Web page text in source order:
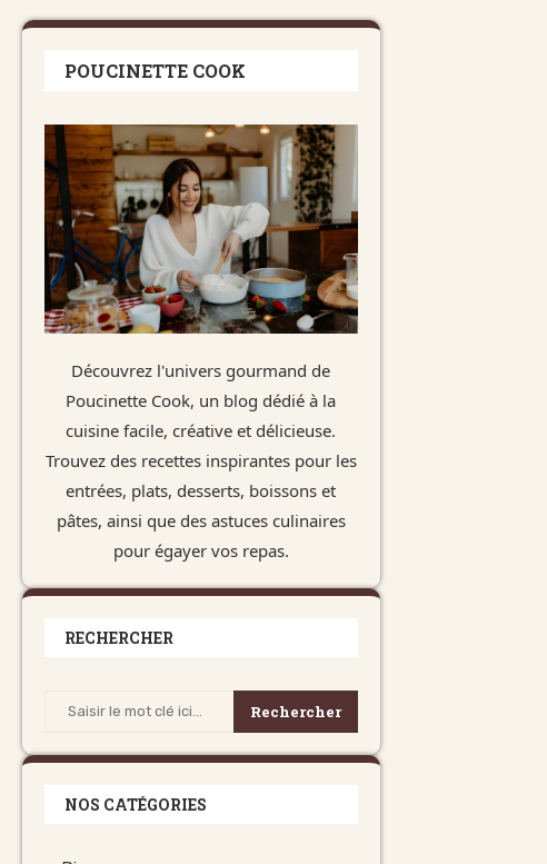
POUCINETTE COOK
Découvrez l'univers gourmand de
Poucinette Cook, un blog dédié à la
cuisine facile, créative et délicieuse.
Trouvez des recettes inspirantes pour les
entrées, plats, desserts, boissons et
pâtes, ainsi que des astuces culinaires
pour égayer vos repas.
RECHERCHER
Rechercher
NOS CATÉGORIES